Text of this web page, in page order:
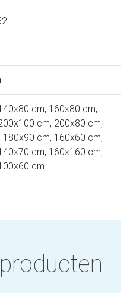
cm, 160x80 cm,
cm, 200x80 cm,
180x90 cm, 160x60 cm,
cm, 160x160 cm,
cm